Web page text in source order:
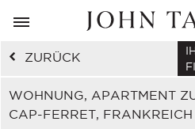
ZURÜCK
WOHNUNG, APARTMENT
CAP-FERRET, FRANKREICH